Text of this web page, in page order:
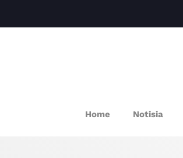
Home Notisia